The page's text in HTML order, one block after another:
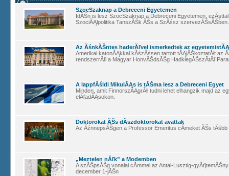
SzocSzaknap a Debreceni Egyetemen
IdĂŠn is lesz SzocSzaknap a Debreceni Egyetemen, ezĂşttal
SzociĂĄlpolitika TanszĂŠk ĂŠs a SzĂśsz szervezĂŠsĂŠben.
Az ĂśnkĂŠntes haderĂľvel ismerkedtek az
Amerikai katonĂĄkkal kĂśzĂśsen tartott tĂĄjĂŠkoztatĂłt az
rendszerrĂľl a Magyar HonvĂŠdsĂŠg HadkiegĂŠszĂ­tĂľ
A lappfĂśldi MikulĂĄs is tĂŠma lesz a Debreceni Egyet
Minden, amit FinnorszĂĄgrĂłl tudni lehet elhangzik majd az
elĂľadĂĄsokon.
Doktorokat ĂŠs dĂ­szdoktorokat avattak
Az ĂźnnepsĂŠgen a Professor Emeritus cĂ­meket ĂŠs tĂśbb
„Meztelen nĂľk” a Modemben
A szĂŠpsĂŠg vonalai cĂ­mmel az Antal-Lusztig-gyĂťjtemĂŠny
december 1-jĂŠn